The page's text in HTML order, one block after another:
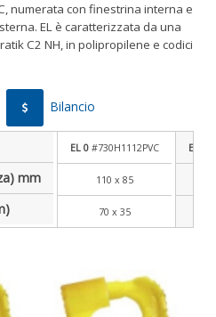
numerata con finestrina interna e
EL è caratterizzata da una
C2 NH, in polipropilene e codici
Bilancio
mm
EL 0 #730H1112PVC
110 x 85
70 x 35
EL 1